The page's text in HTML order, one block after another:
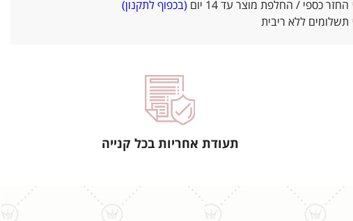
החזר כספי / החלפת מוצר עד 14 יום
(בכפוף לתקנון)
תשלומים ללא ריבית
תעודת אחריות בכל קנייה